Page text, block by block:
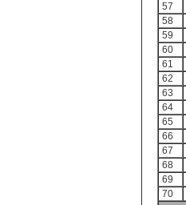
57
58
59
60
61
62
63
64
65
66
67
68
69
70